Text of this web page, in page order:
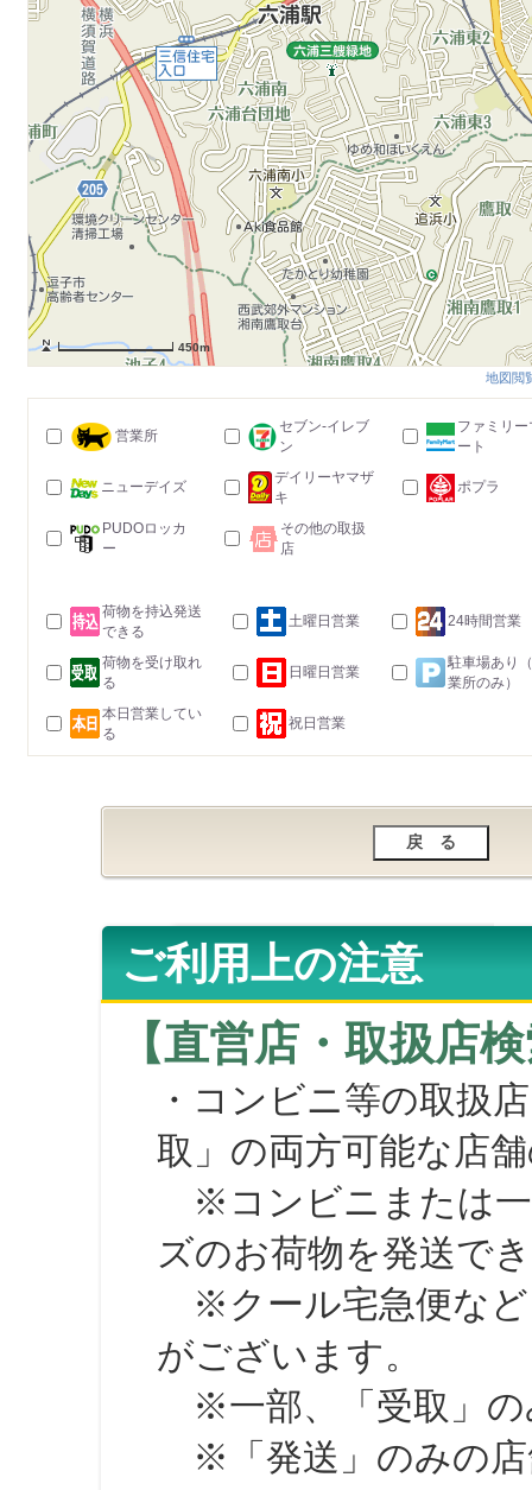
450m
地図閲
営業所
セブン-イレブ
ン
ファミリー
ート
ニューデイズ
デイリーヤマザ
キ
ポプラ
PUDOロッカ
ー
その他の取扱
店
荷物を持込発送
できる
土曜日営業 24時間営業
荷物を受け取れ
る
日曜日営業
駐車場あり
業所のみ）
本日営業してい
る
祝日営業
ご利用上の注意
【直営店・取扱店
・コンビニ等の取扱
取」の両方可能な店
※コンビニまたは一
ズのお荷物を発送で
※クール宅急便など
がございます。
※一部、「受取」の
※「発送」のみの店